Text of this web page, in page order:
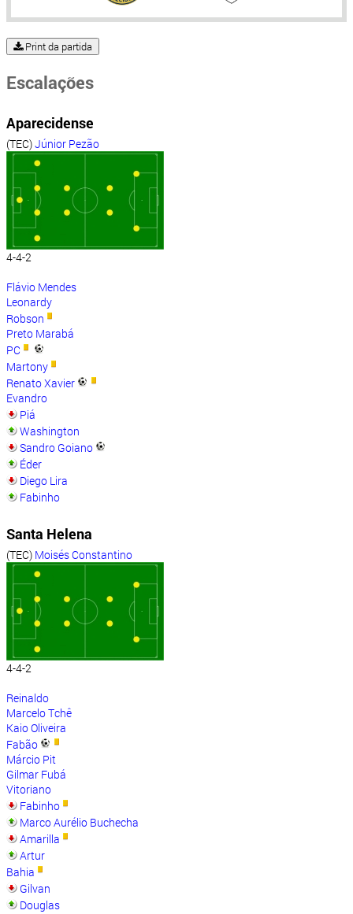
Print da partida
Escalações
Aparecidense
(TEC)Júnior Pezão
4-4-2
Flávio Mendes
Leonardy
Robson
Preto Marabá
PC
Martony
Renato Xavier
Evandro
Piá
Washington
Sandro Goiano
Éder
Diego Lira
Fabinho
Santa Helena
(TEC) Moisés Constantino
4-4-2
Reinaldo
Marcelo Tchê
Kaio Oliveira
Fabão
Márcio Pit
Gilmar Fubá
Vitoriano
Fabinho
Marco Aurélio Buchecha
Amarilla
Artur
Bahia
Gilvan
Douglas